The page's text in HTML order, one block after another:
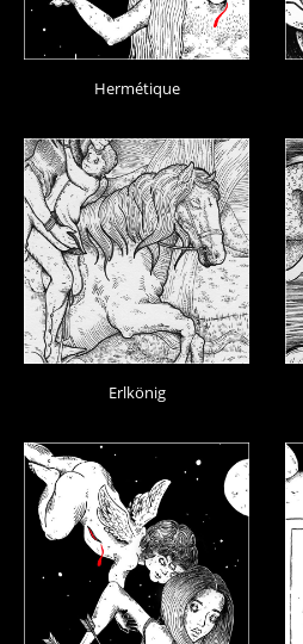
Hermétique
Erlkönig